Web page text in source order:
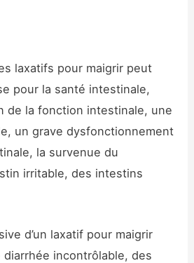
laxatifs pour maigrir peut
pour la santé intestinale,
de la fonction intestinale, une
un grave dysfonctionnement
la survenue du
irritable, des intestins
d’un laxatif pour maigrir
incontrôlable, des